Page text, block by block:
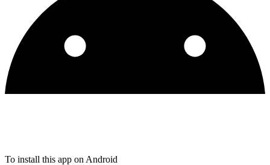
To install this app on Android